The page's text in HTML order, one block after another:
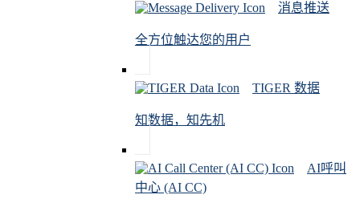
消息推送
全方位触达您的用户
TIGER 数据
知数据，知先机
AI呼叫
中心 (AI CC)